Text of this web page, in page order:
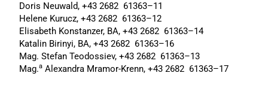
Doris Neuwald, +43 2682 61363–11
Helene Kurucz, +43 2682 61363–12
Elisabeth Konstanzer, BA, +43 2682 61363–14
Katalin Birinyi, BA, +43 2682 61363–16
Mag. Stefan Teodossiev, +43 2682 61363–13
Mag.a Alexandra Mramor-Krenn, +43 2682 61363–17